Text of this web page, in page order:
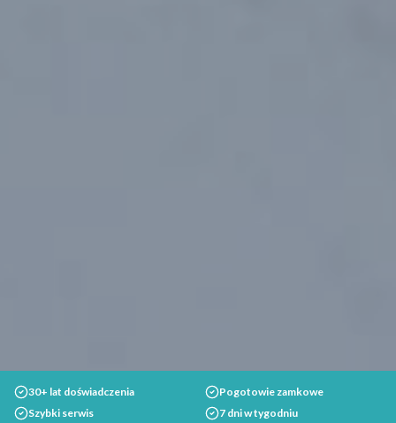
30+ lat doświadczenia
Pogotowie zamkowe
Szybki serwis
7 dni w tygodniu